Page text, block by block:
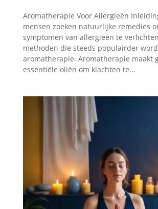
Aromatherapie Voor Allergieën
mensen zoeken natuurlijke remedies
symptomen van allergieën te
methoden die steeds populairder
aromatherapie. Aromatherapie maakt
essentiële oliën om klachten te...